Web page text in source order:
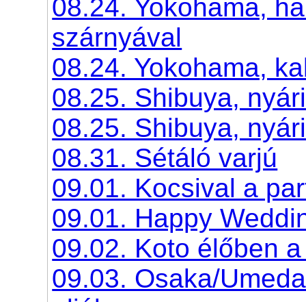
08.24. Yokohama,
szárnyával
08.24. Yokohama,
08.25. Shibuya,
08.25. Shibuya,
08.31. Sétáló varjú
09.01. Kocsival a
09.01. Happy
09.02. Koto élőben
09.03. Osaka/